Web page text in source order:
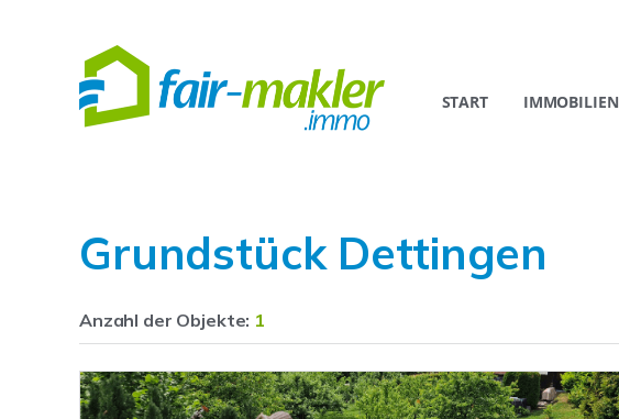
START IMMOBILIEN
Grundstück Dettingen
Anzahl der Objekte: 1